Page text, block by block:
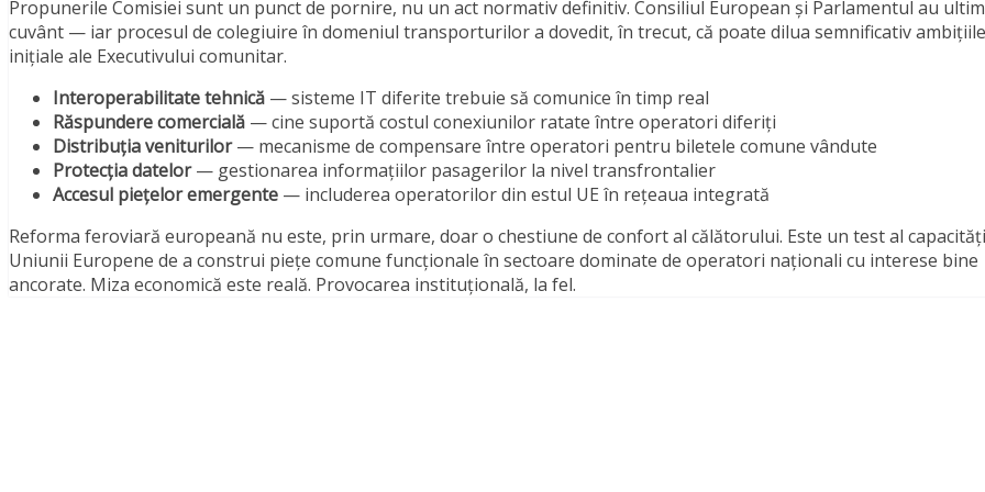
Propunerile Comisiei sunt un punct de pornire, nu un act normativ definitiv. Consiliul European și Parlamentul au
cuvânt — iar procesul de colegiuire în domeniul transporturilor a dovedit, în trecut, că poate dilua semnificativ ambițiile
inițiale ale Executivului comunitar.
Interoperabilitate tehnică — sisteme IT diferite trebuie să comunice în timp real
Răspundere comercială — cine suportă costul conexiunilor ratate între operatori diferiți
Distribuția veniturilor— mecanisme de compensare între operatori pentru biletele comune vândute
Protecția datelor— gestionarea informațiilor pasagerilor la nivel transfrontalier
Accesul piețelor emergente — includerea operatorilor din estul UE în rețeaua integrată
Reforma feroviară europeană nu este, prin urmare, doar o chestiune de confort al călătorului. Este un test al
Uniunii Europene de a construi piețe comune funcționale în sectoare dominate de operatori naționali cu interese bine
ancorate. Miza economică este reală. Provocarea instituțională, la fel.